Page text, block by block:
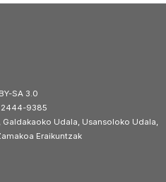
SA 3.0
2444-9385
Galdakaoko Udala, Usansoloko Udala,
Eraikuntzak